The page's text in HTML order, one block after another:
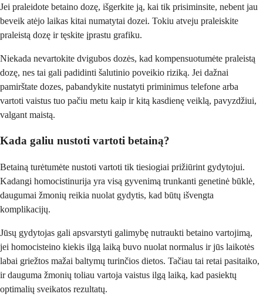
Jei praleidote betaino dozę, išgerkite ją, kai tik prisiminsite, nebent jau
beveik atėjo laikas kitai numatytai dozei. Tokiu atveju praleiskite
praleistą dozę ir tęskite įprastu grafiku.
Niekada nevartokite dvigubos dozės, kad kompensuotumėte praleistą
dozę, nes tai gali padidinti šalutinio poveikio riziką. Jei dažnai
pamirštate dozes, pabandykite nustatyti priminimus telefone arba
vartoti vaistus tuo pačiu metu kaip ir kitą kasdienę veiklą, pavyzdžiui,
valgant maistą.
Kada galiu nustoti vartoti betainą?
Betainą turėtumėte nustoti vartoti tik tiesiogiai prižiūrint gydytojui.
Kadangi homocistinurija yra visą gyvenimą trunkanti genetinė būklė,
daugumai žmonių reikia nuolat gydytis, kad būtų išvengta
komplikacijų.
Jūsų gydytojas gali apsvarstyti galimybę nutraukti betaino vartojimą,
jei homocisteino kiekis ilgą laiką buvo nuolat normalus ir jūs laikotės
labai griežtos mažai baltymų turinčios dietos. Tačiau tai retai pasitaiko,
ir dauguma žmonių toliau vartoja vaistus ilgą laiką, kad pasiektų
optimalių sveikatos rezultatų.